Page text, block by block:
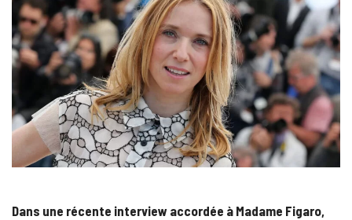
Dans une récente interview accordée à Madame Figaro,